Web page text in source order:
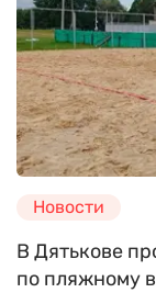
Новости
В Дятькове
по пляжному